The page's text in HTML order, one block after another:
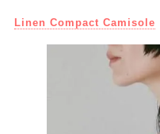
Linen Compact Camisole